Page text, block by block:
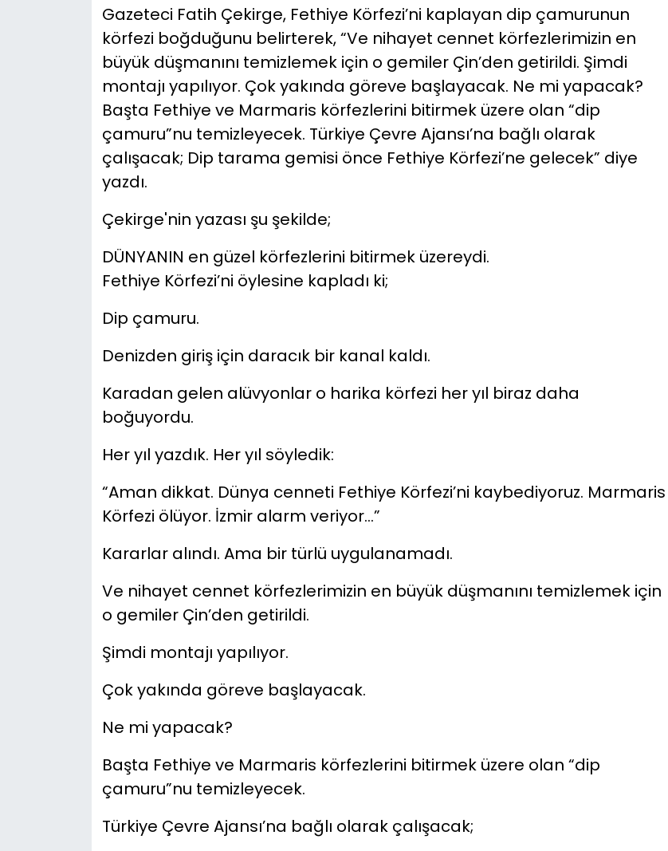
Gazeteci Fatih Çekirge, Fethiye Körfezi’ni kaplayan dip çamurunun
körfezi boğduğunu belirterek, “Ve nihayet cennet körfezlerimizin en
büyük düşmanını temizlemek için o gemiler Çin’den getirildi. Şimdi
montajı yapılıyor. Çok yakında göreve başlayacak. Ne mi yapacak?
Başta Fethiye ve Marmaris körfezlerini bitirmek üzere olan “dip
çamuru”nu temizleyecek. Türkiye Çevre Ajansı’na bağlı olarak
çalışacak; Dip tarama gemisi önce Fethiye Körfezi’ne gelecek” diye
yazdı.
Çekirge'nin yazası şu şekilde;
DÜNYANIN en güzel körfezlerini bitirmek üzereydi.
Fethiye Körfezi’ni öylesine kapladı ki;
Dip çamuru.
Denizden giriş için daracık bir kanal kaldı.
Karadan gelen alüvyonlar o harika körfezi her yıl biraz daha
boğuyordu.
Her yıl yazdık. Her yıl söyledik:
“Aman dikkat. Dünya cenneti Fethiye Körfezi’ni kaybediyoruz. Marmaris
Körfezi ölüyor. İzmir alarm veriyor...”
Kararlar alındı. Ama bir türlü uygulanamadı.
Ve nihayet cennet körfezlerimizin en büyük düşmanını temizlemek için
o gemiler Çin’den getirildi.
Şimdi montajı yapılıyor.
Çok yakında göreve başlayacak.
Ne mi yapacak?
Başta Fethiye ve Marmaris körfezlerini bitirmek üzere olan “dip
çamuru”nu temizleyecek.
Türkiye Çevre Ajansı’na bağlı olarak çalışacak;